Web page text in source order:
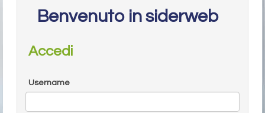
Benvenuto in siderweb
Accedi
Username